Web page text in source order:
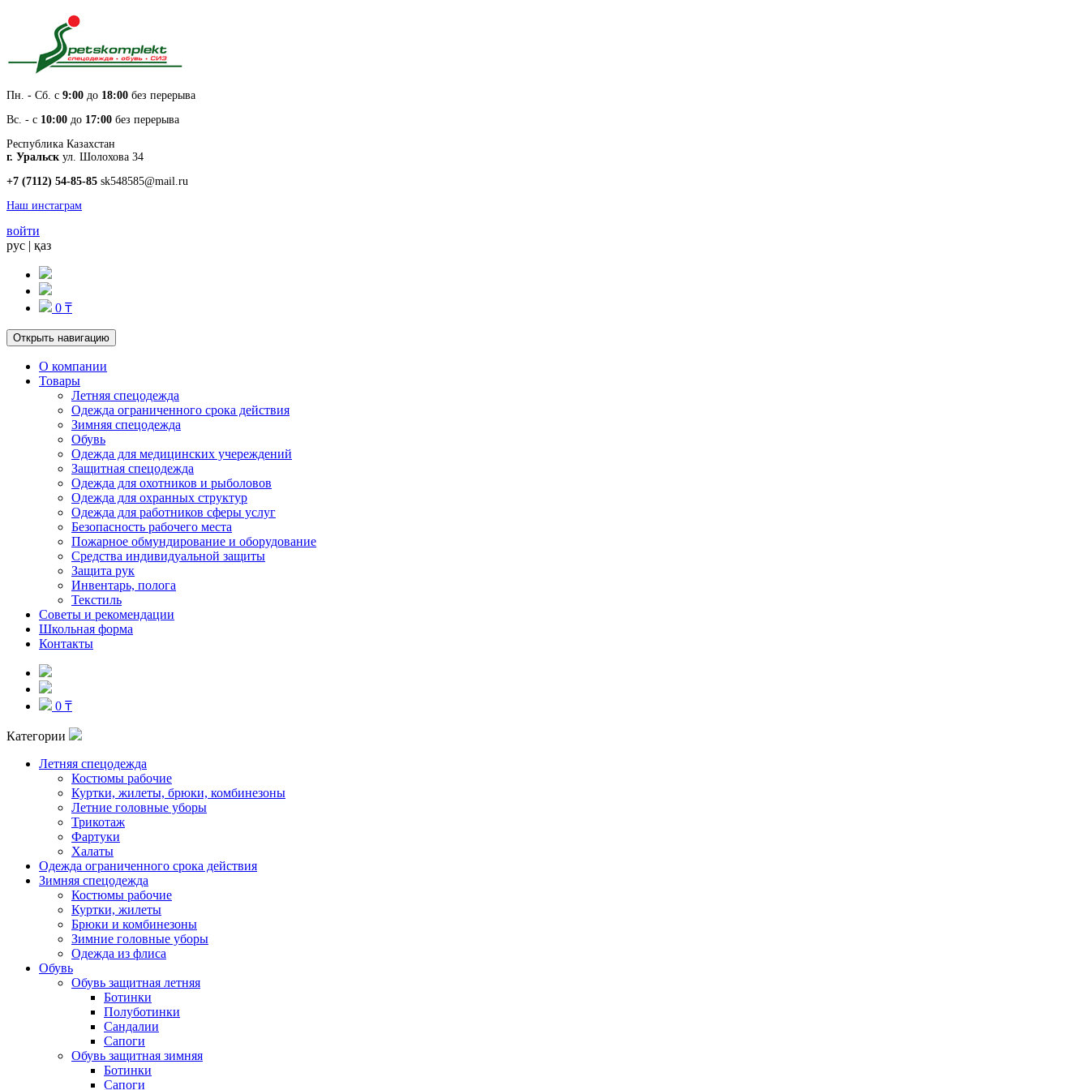
Пн. - Cб. с 9:00 до 18:00 без перерыва
Вс. - с 10:00 до 17:00 без перерыва
Республика Казахстан
г. Уральск ул. Шолохова 34
+7 (7112) 54-85-85 sk548585@mail.ru
Наш инстаграм
войти
рус | қаз
0 ₸
Открыть навигацию
О компании
Товары
Летняя спецодежда
Одежда ограниченного срока действия
Зимняя спецодежда
Обувь
Одежда для медицинских учереждений
Защитная спецодежда
Одежда для охотников и рыболовов
Одежда для охранных структур
Одежда для работников сферы услуг
Безопасность рабочего места
Пожарное обмундирование и оборудование
Средства индивидуальной защиты
Защита рук
Инвентарь, полога
Текстиль
Советы и рекомендации
Школьная форма
Контакты
0 ₸
Категории
Летняя спецодежда
Костюмы рабочие
Куртки, жилеты, брюки, комбинезоны
Летние головные уборы
Трикотаж
Фартуки
Халаты
Одежда ограниченного срока действия
Зимняя спецодежда
Костюмы рабочие
Куртки, жилеты
Брюки и комбинезоны
Зимние головные уборы
Одежда из флиса
Обувь
Обувь защитная летняя
Ботинки
Полуботинки
Сандалии
Сапоги
Обувь защитная зимняя
Ботинки
Сапоги